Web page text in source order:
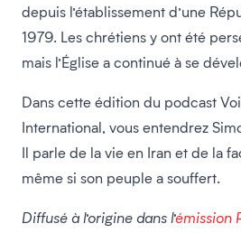
depuis l’établissement d’une
1979. Les chrétiens y ont été
mais l’Église a continué à se
Dans cette édition du podcast
International, vous entendrez
Il parle de la vie en Iran et de la
même si son peuple a souffert.
Diffusé à l’origine dans l’émission